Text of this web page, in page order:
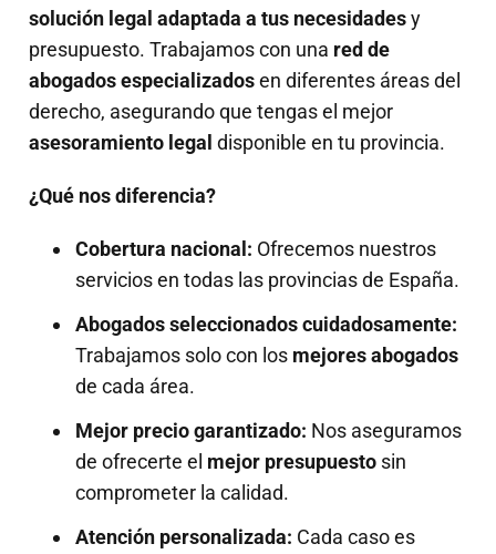
solución legal adaptada a tus necesidadesy
presupuesto. Trabajamos con una red de
abogados especializadosen diferentes áreas del
derecho, asegurando que tengas el mejor
asesoramiento legal disponible en tu provincia.
¿Qué nos diferencia?
Cobertura nacional: Ofrecemos nuestros
servicios en todas las provincias de España.
Abogados seleccionados cuidadosamente:
Trabajamos solo con los mejores abogados
de cada área.
Mejor precio garantizado: Nos aseguramos
de ofrecerte el mejor presupuesto sin
comprometer la calidad.
Atención personalizada: Cada caso es